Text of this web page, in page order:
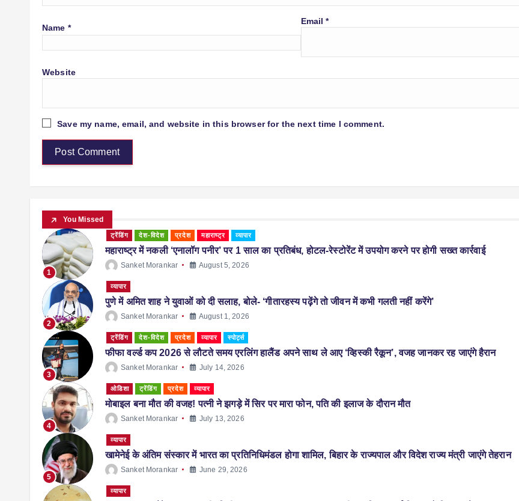
Name *
Email*
Website
Save my name, email, and website in this browser for the next time I comment.
You Missed
1
ट्रेंडिंग देश-विदेश प्रदेश महाराष्ट्र व्यापार
महाराष्ट्र में नकली ‘एनालॉग पनीर’ पर 1 साल का प्रतिबंध, होटल-रेस्टोरेंट में उपयोग करने पर होगी सख्त कार्रवाई
Sanket Morankar August 5, 2026
2
व्यापार
पुणे में अमित शाह ने युवाओं को दी सलाह, बोले- ‘गीतारहस्य पढ़ेंगे तो जीवन में कभी गलती नहीं करेंगे’
Sanket Morankar August 1, 2026
3
ट्रेंडिंग देश-विदेश प्रदेश व्यापार स्पोर्ट्स
फीफा वर्ल्ड कप 2026 से लौटते समय एरलिंग हालैंड अपने साथ ले आए ‘व्हिस्की रैकून’, वजह जानकर रह जाएंगे हैरान
Sanket Morankar July 14, 2026
4
ओडिशा ट्रेंडिंग प्रदेश व्यापार
मोबाइल बना मौत की वजह! पत्नी ने झगड़े में सिर पर मारा फोन, पति की इलाज के दौरान मौत
Sanket Morankar July 13, 2026
5
व्यापार
खामेनेई के अंतिम संस्कार में भारत का प्रतिनिधिमंडल होगा शामिल, बिहार के राज्यपाल और विदेश राज्य मंत्री जाएंगे तेहरान
Sanket Morankar June 29, 2026
व्यापार